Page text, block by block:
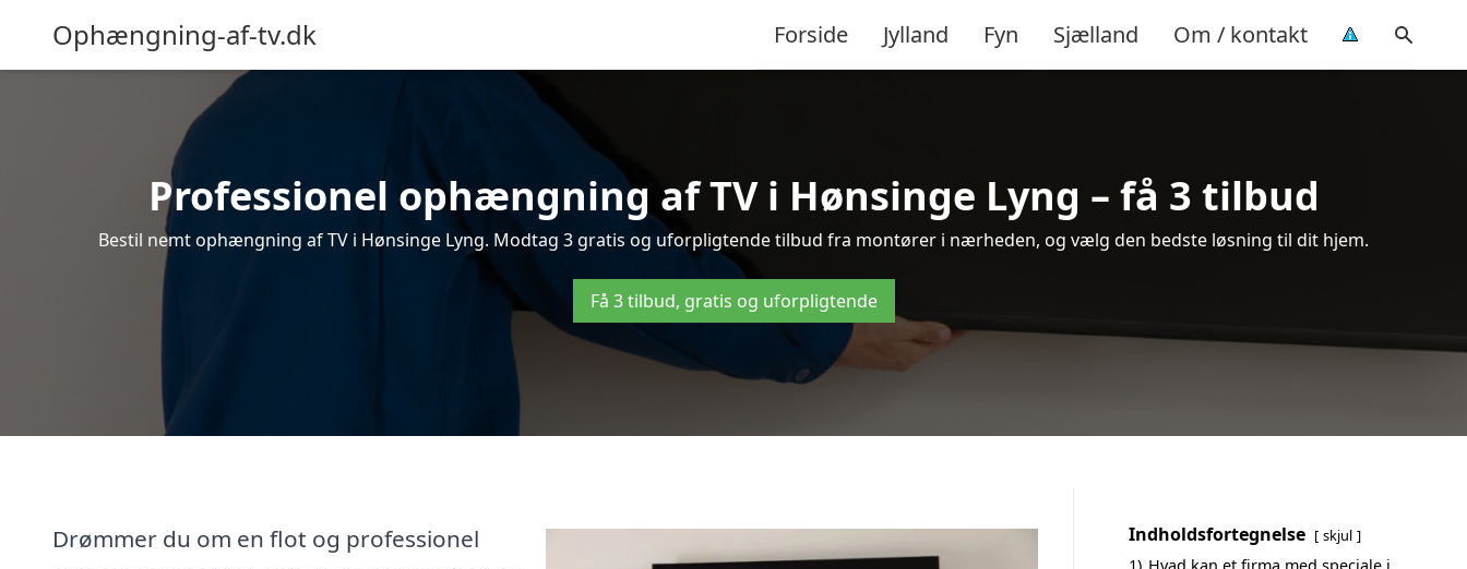
Ophængning-af-tv.dk Forside Jylland Fyn Sjælland Om / kontakt
Professionel ophængning af TV i Hønsinge Lyng – få 3 tilbud
Bestil nemt ophængning af TV i Hønsinge Lyng. Modtag 3 gratis og uforpligtende tilbud fra montører i nærheden, og vælg den bedste løsning til dit hjem.
Få 3 tilbud, gratis og uforpligtende
Drømmer du om en flot og professionel
Indholdsfortegnelse skjul